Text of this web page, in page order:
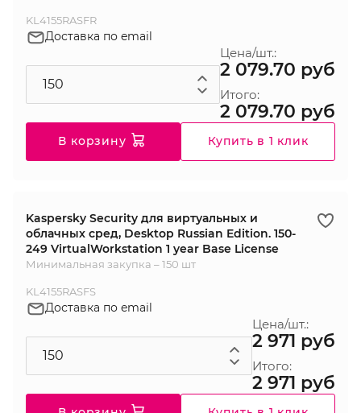
KL4155RASFR
Доставка по email
Цена/шт.:
2 079.70 руб
Итого:
2 079.70 руб
В корзину Купить в 1 клик
Kaspersky Security для виртуальных и
облачных сред, Desktop Russian Edition. 150-
249 VirtualWorkstation 1 year Base License
Минимальная закупка – 150 шт
KL4155RASFS
Доставка по email
Цена/шт.:
2 971 руб
Итого:
2 971 руб